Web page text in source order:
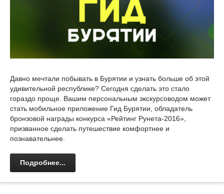
Давно мечтали побывать в Бурятии и узнать больше об этой
удивительной республике? Сегодня сделать это стало
гораздо проще. Вашим персональным экскурсоводом может
стать мобильное приложение Гид Бурятии, обладатель
бронзовой награды конкурса «Рейтинг Рунета-2016»,
призванное сделать путешествие комфортнее и
познавательнее.
Подробнее...